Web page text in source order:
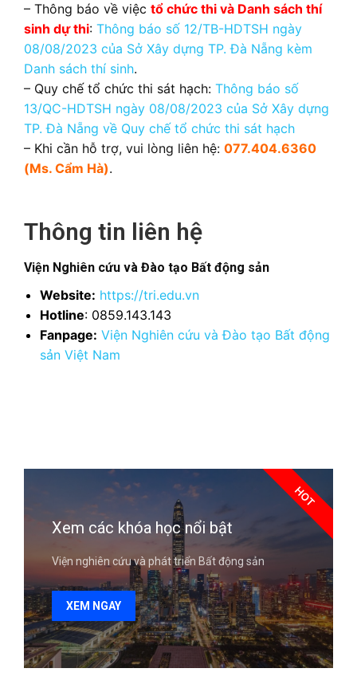
– Thông báo về việc tổ chức thi và Danh sách thí
sinh dự thi: Thông báo số 12/TB-HDTSH ngày
08/08/2023 của Sở Xây dựng TP. Đà Nẵng kèm
Danh sách thí sinh.
– Quy chế tổ chức thi sát hạch: Thông báo số
13/QC-HDTSH ngày 08/08/2023 của Sở Xây dựng
TP. Đà Nẵng về Quy chế tổ chức thi sát hạch
– Khi cần hỗ trợ, vui lòng liên hệ: 077.404.6360
(Ms. Cẩm Hà).
Thông tin liên hệ
Viện Nghiên cứu và Đào tạo Bất động sản
Website: https://tri.edu.vn
Hotline: 0859.143.143
Fanpage: Viện Nghiên cứu và Đào tạo Bất động
sản Việt Nam
Xem các khóa học nổi bật
Viện nghiên cứu và phát triển Bất động sản
XEM NGAY
HOT